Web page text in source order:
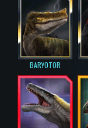
BARYOTOR